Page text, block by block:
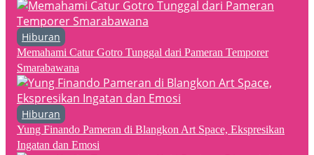
Hiburan
Memahami Catur Gotro Tunggal dari Pameran Temporer
Smarabawana
Hiburan
Yung Finando Pameran di Blangkon Art Space, Ekspresikan
Ingatan dan Emosi